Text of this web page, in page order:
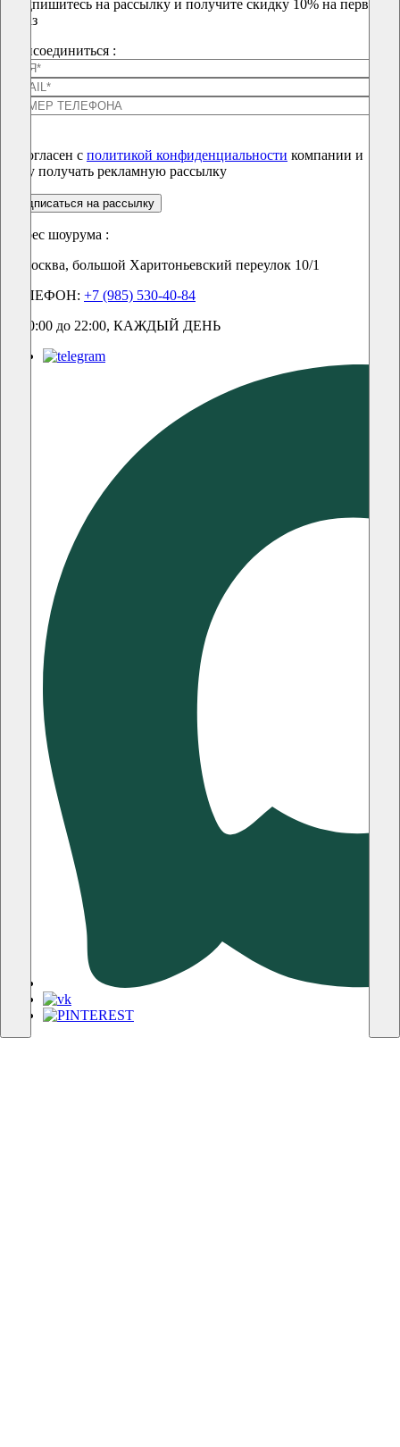
Подпишитесь на рассылку и получите скидку 10% на первый
заказ
Присоединиться :
Я согласен с политикой конфиденциальности компании и
хочу получать рекламную рассылку
подписаться на рассылку
Адрес шоурума :
г. Москва, большой Харитоньевский переулок 10/1
ТЕЛЕФОН: +7 (985) 530-40-84
С 10:00 до 22:00, КАЖДЫЙ ДЕНЬ